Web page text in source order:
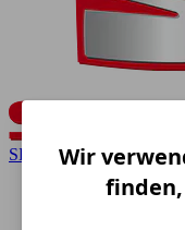
SEAT
Wir
finden,